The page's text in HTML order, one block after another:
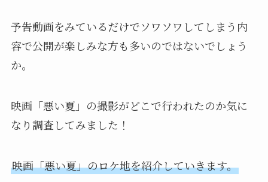
予告動画をみているだけでソワソワしてしまう内
容で公開が楽しみな方も多いのではないでしょう
か。
映画「悪い夏」の撮影がどこで行われたのか気に
なり調査してみました！
映画「悪い夏」のロケ地を紹介していきます。